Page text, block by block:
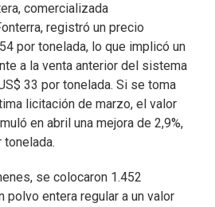
comercializada
registró un precio
por tonelada, lo que implicó un
a la venta anterior del sistema
33 por tonelada. Si se toma
licitación de marzo, el valor
en abril una mejora de 2,9%,
tonelada.
se colocaron 1.452
polvo entera regular a un valor